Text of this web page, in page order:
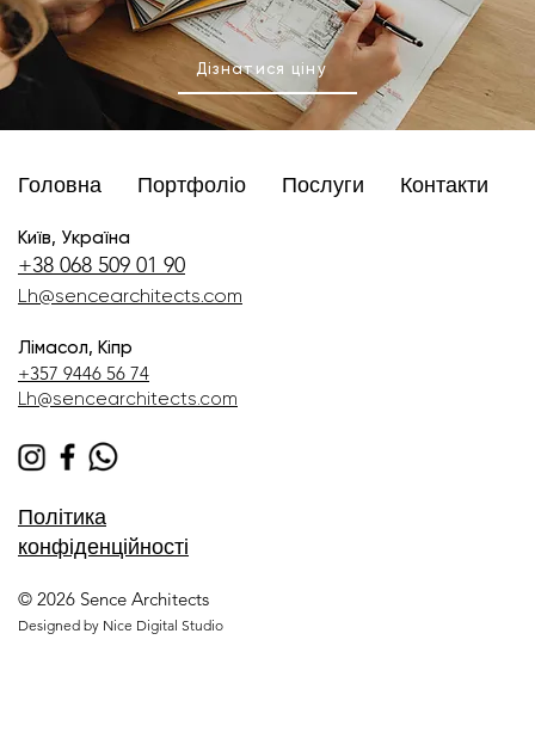
Дізнатися ціну
Лімасол, Кіпр
+357 9446 56 74
Lh@sencearchitects.com
Політика
конфіденційності
Головна Портфоліо Послуги Контакти
Київ, Україна
+38 068 509 01 90
Lh@sencearchitects.com
© 2026 Sence Architects
Designed by Nice Digital Studio